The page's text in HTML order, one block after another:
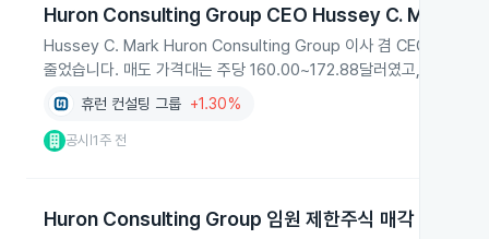
Huron Consulting Group CEO Hussey C. Mark의
Hussey C. Mark Huron Consulting Group 이사 겸 CEO가 2026
줄었습니다. 매도 가격대는 주당 160.00~172.88달러였고, 보고자는
휴런 컨설팅 그룹 +1.30%
공시 |1주 전
Huron Consulting Group 임원 제한주식 매각 예정 공